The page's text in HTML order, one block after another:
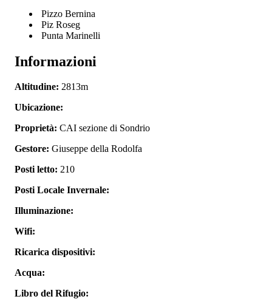
Pizzo Bernina
Piz Roseg
Punta Marinelli
Informazioni
Altitudine: 2813m
Ubicazione:
Proprietà: CAI sezione di Sondrio
Gestore: Giuseppe della Rodolfa
Posti letto: 210
Posti Locale Invernale:
Illuminazione:
Wifi:
Ricarica dispositivi:
Acqua:
Libro del Rifugio: